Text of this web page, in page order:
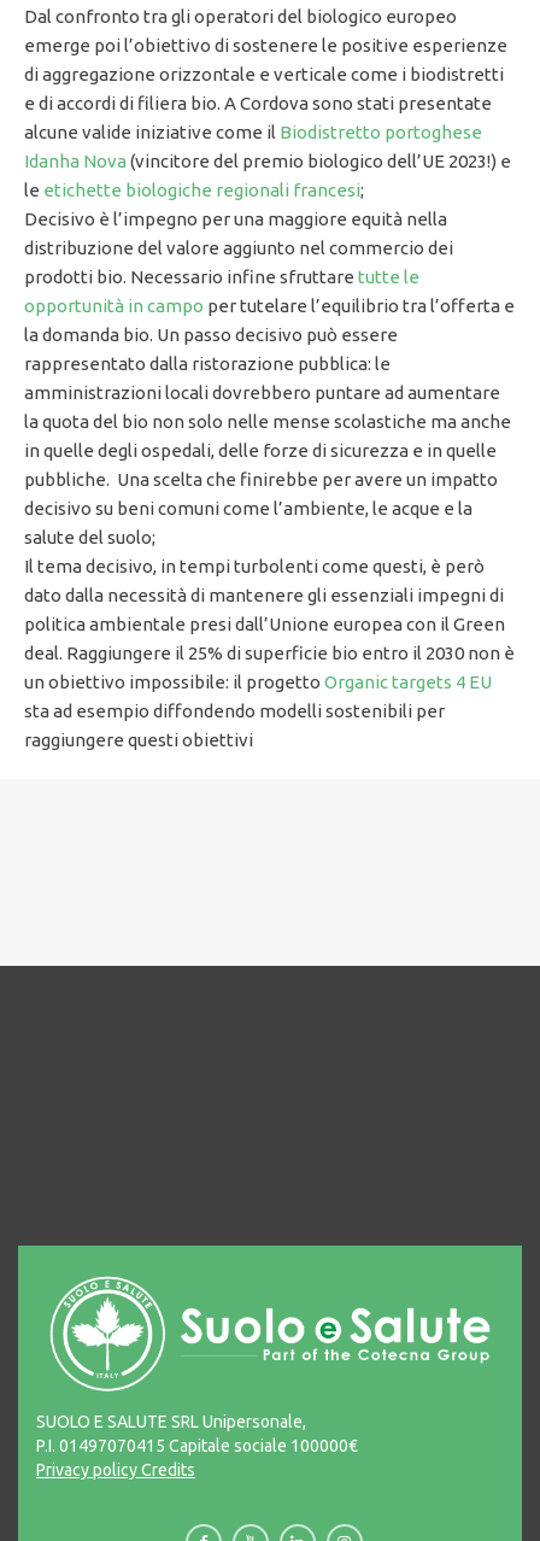
Dal confronto tra gli operatori del biologico europeo
emerge poi l’obiettivo di sostenere le positive esperienze
di aggregazione orizzontale e verticale come i biodistretti
e di accordi di filiera bio. A Cordova sono stati presentate
alcune valide iniziative come il Biodistretto portoghese
Idanha Nova (vincitore del premio biologico dell’UE 2023!) e
le etichette biologiche regionali francesi;
Decisivo è l’impegno per una maggiore equità nella
distribuzione del valore aggiunto nel commercio dei
prodotti bio. Necessario infine sfruttare tutte le
opportunità in campo per tutelare l’equilibrio tra l’offerta e
la domanda bio. Un passo decisivo può essere
rappresentato dalla ristorazione pubblica: le
amministrazioni locali dovrebbero puntare ad aumentare
la quota del bio non solo nelle mense scolastiche ma anche
in quelle degli ospedali, delle forze di sicurezza e in quelle
pubbliche. Una scelta che finirebbe per avere un impatto
decisivo su beni comuni come l’ambiente, le acque e la
salute del suolo;
Il tema decisivo, in tempi turbolenti come questi, è però
dato dalla necessità di mantenere gli essenziali impegni di
politica ambientale presi dall’Unione europea con il Green
deal. Raggiungere il 25% di superficie bio entro il 2030 non è
un obiettivo impossibile: il progetto Organic targets 4 EU
sta ad esempio diffondendo modelli sostenibili per
raggiungere questi obiettivi
SUOLO E SALUTE SRL Unipersonale,
P.I. 01497070415 Capitale sociale 100000€
Privacy policyCredits